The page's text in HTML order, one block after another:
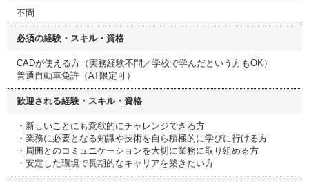
不問
必須の経験・スキル・資格
CADが使える方（実務経験不問／学校で学んだという方もOK）
普通自動車免許（AT限定可）
歓迎される経験・スキル・資格
・新しいことにも意欲的にチャレンジできる方
・業務に必要となる知識や技術を自ら積極的に学びに行ける方
・周囲とのコミュニケーションを大切に業務に取り組める方
・安定した環境で長期的なキャリアを築きたい方